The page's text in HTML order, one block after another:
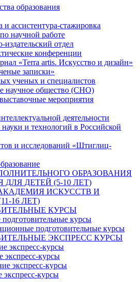
образования
и ассистентура-стажировка
научной работе
издательский отдел
конференции
«Terra artis. Искусство и дизайн»
записки»
ученых и специалистов
научное общество (СНО)
мероприятия
деятельности
науки и технологий в Российской
и исследований «Штиглиц-
ОБРАЗОВАНИЯ
ДЕТЕЙ (5-10 ЛЕТ)
ИСКУССТВ И
16 ЛЕТ)
КУРСЫ
курсы
подготовительные курсы
ЭКСПРЕСС КУРСЫ
экспресс-курсы
экспресс-курсы
экспресс-курсы
экспресс-курсы